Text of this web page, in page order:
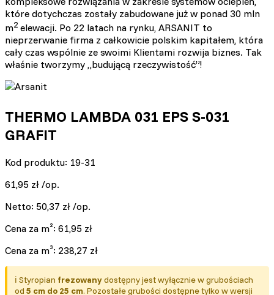
które dotychczas zostały zabudowane już w ponad 30 mln
m2 elewacji. Po 22 latach na rynku, ARSANIT to
nieprzerwanie firma z całkowicie polskim kapitałem, która
cały czas wspólnie ze swoimi Klientami rozwija biznes. Tak
właśnie tworzymy „budującą rzeczywistość”!
THERMO LAMBDA 031 EPS S-031
GRAFIT
Kod produktu: 19-31
61,95 zł /op.
Netto: 50,37 zł /op.
Cena za m²: 61,95 zł
Cena za m³: 238,27 zł
ℹ️ Styropian frezowanydostępny jest wyłącznie w grubościach
od 5 cm do 25 cm. Pozostałe grubości dostępne tylko w wersji